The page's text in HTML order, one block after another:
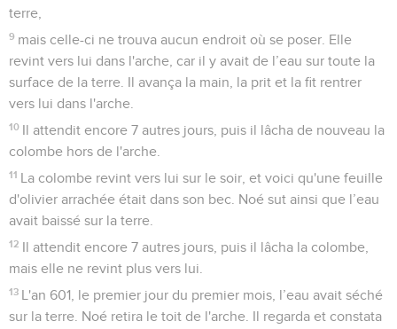
terre,
9 mais celle-ci ne trouva aucun endroit où se poser. Elle
revint vers lui dans l'arche, car il y avait de l’eau sur toute la
surface de la terre. Il avança la main, la prit et la fit rentrer
vers lui dans l'arche.
10 Il attendit encore 7 autres jours, puis il lâcha de nouveau la
colombe hors de l'arche.
11 La colombe revint vers lui sur le soir, et voici qu'une feuille
d'olivier arrachée était dans son bec. Noé sut ainsi que l’eau
avait baissé sur la terre.
12 Il attendit encore 7 autres jours, puis il lâcha la colombe,
mais elle ne revint plus vers lui.
13 L'an 601, le premier jour du premier mois, l’eau avait séché
sur la terre. Noé retira le toit de l'arche. Il regarda et constata